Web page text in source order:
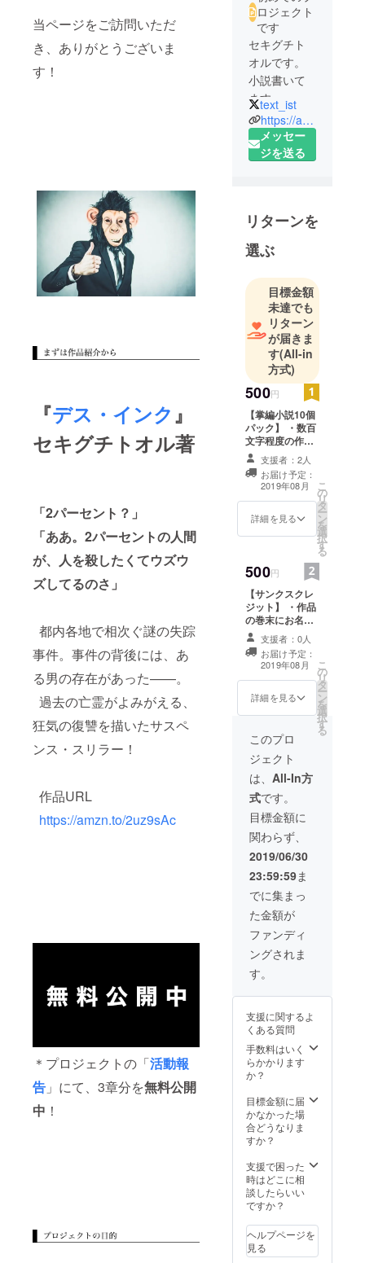
当ページをご訪問いただ
き、ありがとうございま
す！
『デス・インク』
セキグチトオル著
「2パーセント？」
「ああ。2パーセントの人間
が、人を殺したくてウズウ
ズしてるのさ」
都内各地で相次ぐ謎の失踪
事件。事件の背後には、あ
る男の存在があった——。
過去の亡霊がよみがえる、
狂気の復讐を描いたサスペ
ンス・スリラー！
作品URL
https://amzn.to/2uz9sAc
＊プロジェクトの「活動報
告 」にて、3章分を無料公開
中 ！
ロジェクト
です
セキグチト
オルです。
小説書いて
ます。
text_ist
https://amzn.to/2uA0B1b
メッセー
ジを送る
リターンを
選ぶ
目標金額
未達でも
リターン
が届きま
す(All-in
方式)
500円
【掌編小説10個
パック】 ・数百
文字程度の作品
を10点ほどご提
供。 ・シーク
レットURLをお
知らせします。
・本文にサンプ
ルあり。
支援者：2人
お届け予定：
2019年08月
詳細を見る
こ
の
リ
タ
ー
ン
を
選
択
す
る
500円
【サンクスクレ
ジット】 ・作品
の巻末にお名前
を掲載。 ・支援
時「備考欄」に
希望のお名前を
ご記入くださ
い。 ・ユーザー
名を掲載希望の
です。 ・15文字
以内でお願いし
ます。 ・著作権
を侵害するもの
や公序良俗に反
するお名前はご
遠慮ください。
支援者：0人
お届け予定：
2019年08月
詳細を見る
こ
の
リ
タ
ー
ン
を
選
択
す
る
このプロ
ジェクト
は、 All-In方
式です。
目標金額に
関わらず、
2019/06/30
23:59:59ま
でに集まっ
た金額が
ファンディ
ングされま
す。
支援に関するよ
くある質問
手数料はいく
らかかります
か？
目標金額に届
かなかった場
合どうなりま
すか？
支援で困った
時はどこに相
談したらいい
ですか？
ヘルプページを
見る